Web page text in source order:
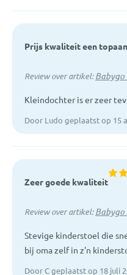
Prijs kwaliteit een
Review over artikel:Babygo
Kleindochter is er zeer
Door Ludo geplaatst op 15
Zeer goede kwaliteit
Review over artikel:Babygo
Stevige kinderstoel die
bij oma zelf in z'n
Door C geplaatst op 18 juli